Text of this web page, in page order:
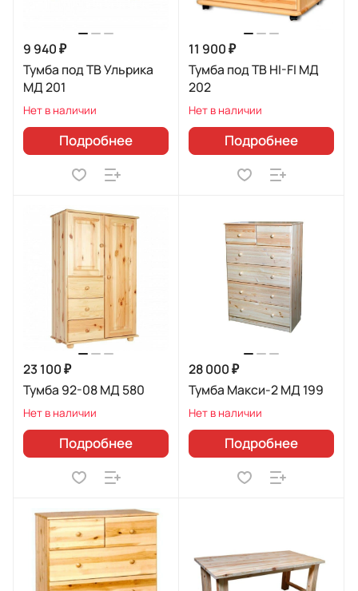
9 940 ₽
Тумба под ТВ Ульрика
МД 201
Нет в наличии
Подробнее
11 900 ₽
Тумба под ТВ HI-FI МД
202
Нет в наличии
Подробнее
23 100 ₽
Тумба 92-08 МД 580
Нет в наличии
Подробнее
28 000 ₽
Тумба Макси-2 МД 199
Нет в наличии
Подробнее